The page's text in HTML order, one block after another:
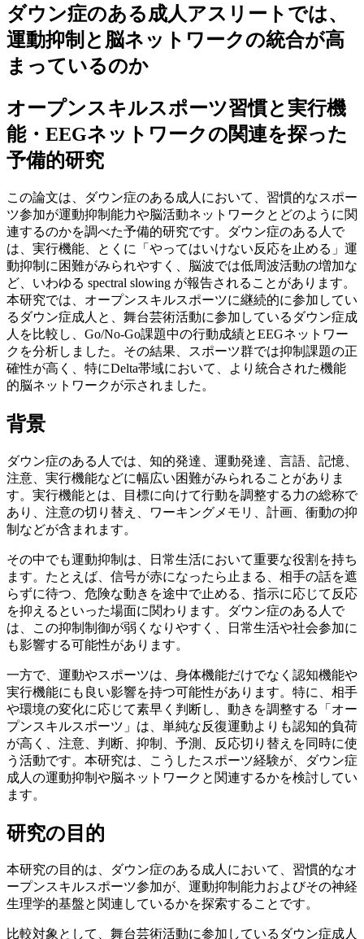
ダウン症のある成人アスリートでは、
運動抑制と脳ネットワークの統合が高
まっているのか
オープンスキルスポーツ習慣と実行機
能・EEGネットワークの関連を探った
予備的研究
この論文は、ダウン症のある成人において、習慣的なスポー
ツ参加が運動抑制能力や脳活動ネットワークとどのように関
連するのかを調べた予備的研究です。ダウン症のある人で
は、実行機能、とくに「やってはいけない反応を止める」運
動抑制に困難がみられやすく、脳波では低周波活動の増加な
ど、いわゆる spectral slowing が報告されることがあります。
本研究では、オープンスキルスポーツに継続的に参加してい
るダウン症成人と、舞台芸術活動に参加しているダウン症成
人を比較し、Go/No-Go課題中の行動成績とEEGネットワー
クを分析しました。その結果、スポーツ群では抑制課題の正
確性が高く、特にDelta帯域において、より統合された機能
的脳ネットワークが示されました。
背景
ダウン症のある人では、知的発達、運動発達、言語、記憶、
注意、実行機能などに幅広い困難がみられることがありま
す。実行機能とは、目標に向けて行動を調整する力の総称で
あり、注意の切り替え、ワーキングメモリ、計画、衝動の抑
制などが含まれます。
その中でも運動抑制は、日常生活において重要な役割を持ち
ます。たとえば、信号が赤になったら止まる、相手の話を遮
らずに待つ、危険な動きを途中で止める、指示に応じて反応
を抑えるといった場面に関わります。ダウン症のある人で
は、この抑制制御が弱くなりやすく、日常生活や社会参加に
も影響する可能性があります。
一方で、運動やスポーツは、身体機能だけでなく認知機能や
実行機能にも良い影響を持つ可能性があります。特に、相手
や環境の変化に応じて素早く判断し、動きを調整する「オー
プンスキルスポーツ」は、単純な反復運動よりも認知的負荷
が高く、注意、判断、抑制、予測、反応切り替えを同時に使
う活動です。本研究は、こうしたスポーツ経験が、ダウン症
成人の運動抑制や脳ネットワークと関連するかを検討してい
ます。
研究の目的
本研究の目的は、ダウン症のある成人において、習慣的なオ
ープンスキルスポーツ参加が、運動抑制能力およびその神経
生理学的基盤と関連しているかを探索することです。
比較対象として、舞台芸術活動に参加しているダウン症成人